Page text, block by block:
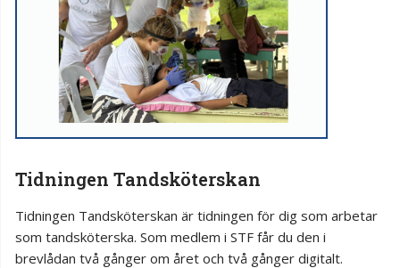
Tidningen Tandsköterskan
Tidningen Tandsköterskan är tidningen för dig som arbetar
som tandsköterska. Som medlem i STF får du den i
brevlådan två gånger om året och två gånger digitalt.